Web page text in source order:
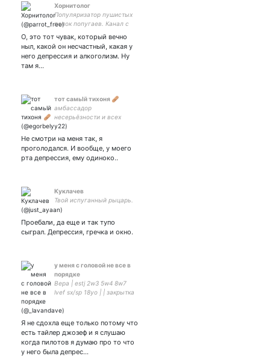
Xорнитолог
Популяризатор пушистых
попок попугаев. Канал с
по ссылке ниже👇🏼
О, это тот чувак, который вечно
ныл, какой он несчастный, какая у
него депрессия и алкоголизм. Ну
там я…
тот caмьlй тиxoня 🩹
амбассадор
несерьёзности и всех
интровертов 🖤 | я весь
уродливый но органичен с
собой и природой |🪦
Не смотри на меня так, я
проголодался. И вообще, у моего
рта депрессия, ему одиноко..
Куклачев
Твой испуганный рыцарь.
Проебали, да еще и так тупо
сыграл. Депрессия, гречка и окно.
у меня с головой не все в
порядке
Вера | estj 2w3 5w4 8w7
lvef sx/sp 18уо | | закрытка
Я не сдохла еще только потому что
есть тайлер джозеф и я слушаю
когда пилотов я думаю про то что
у него была депрес…